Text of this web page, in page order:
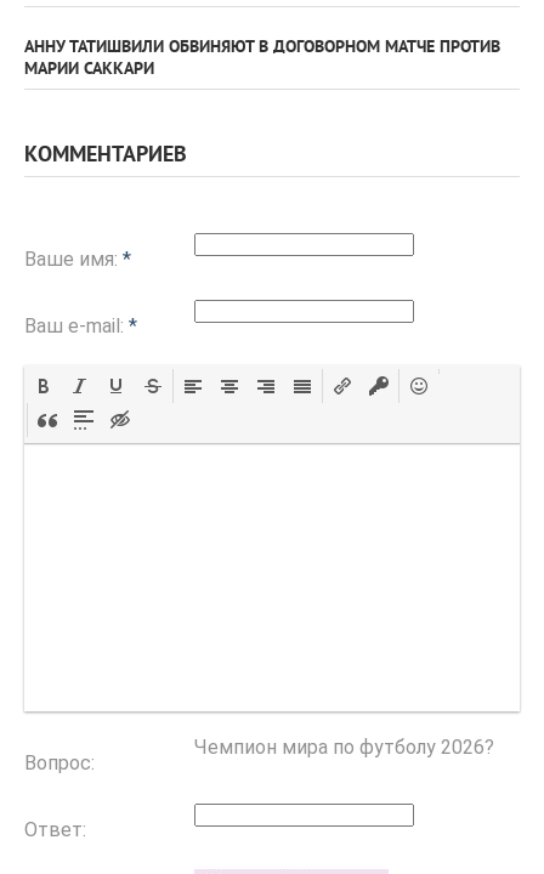
АННУ ТАТИШВИЛИ ОБВИНЯЮТ В ДОГОВОРНОМ МАТЧЕ ПРОТИВ
МАРИИ САККАРИ
КОММЕНТАРИЕВ
Ваше имя: *
Ваш e-mail: *
Вопрос:
Чемпион мира по футболу 2026?
Ответ: